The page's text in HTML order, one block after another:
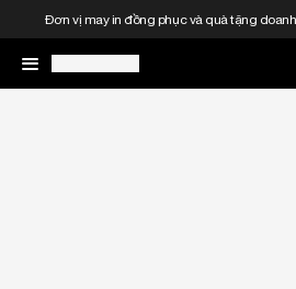
Đơn vị may in đồng phục và quà tặng